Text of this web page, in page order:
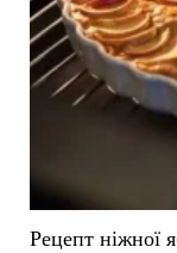
Рецепт ніжної